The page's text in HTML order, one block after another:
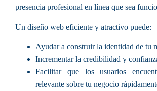
presencia profesional en línea que sea
Un diseño web eficiente y atractivo puede:
Ayudar a construir la identidad de tu
Incrementar la credibilidad y
Facilitar que los usuarios
relevante sobre tu negocio